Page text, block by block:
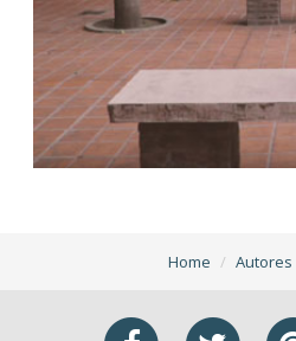
Home Autores